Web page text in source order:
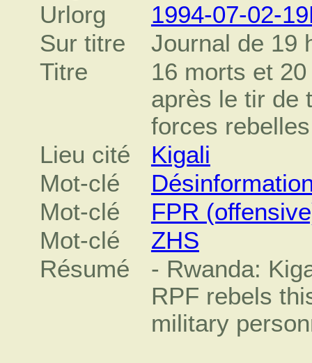
Urlorg
1994-07-02-
Sur titre
Journal de 19
Titre
16 morts et
après le tir de
forces
Lieu cité
Kigali
Mot-clé
Mot-clé
FPR
Mot-clé
ZHS
Résumé
- Rwanda:
RPF rebels
military